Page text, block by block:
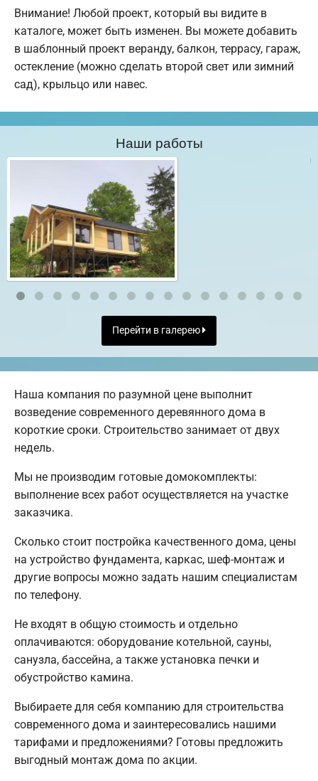
Внимание! Любой проект, который вы видите в
каталоге, может быть изменен. Вы можете добавить
в шаблонный проект веранду, балкон, террасу, гараж,
остекление (можно сделать второй свет или зимний
сад), крыльцо или навес.
Наши работы
Перейти в галерею
Наша компания по разумной цене выполнит
возведение современного деревянного дома в
короткие сроки. Строительство занимает от двух
недель.
Мы не производим готовые домокомплекты:
выполнение всех работ осуществляется на участке
заказчика.
Сколько стоит постройка качественного дома, цены
на устройство фундамента, каркас, шеф-монтаж и
другие вопросы можно задать нашим специалистам
по телефону.
Не входят в общую стоимость и отдельно
оплачиваются: оборудование котельной, сауны,
санузла, бассейна, а также установка печки и
обустройство камина.
Выбираете для себя компанию для строительства
современного дома и заинтересовались нашими
тарифами и предложениями? Готовы предложить
выгодный монтаж дома по акции.